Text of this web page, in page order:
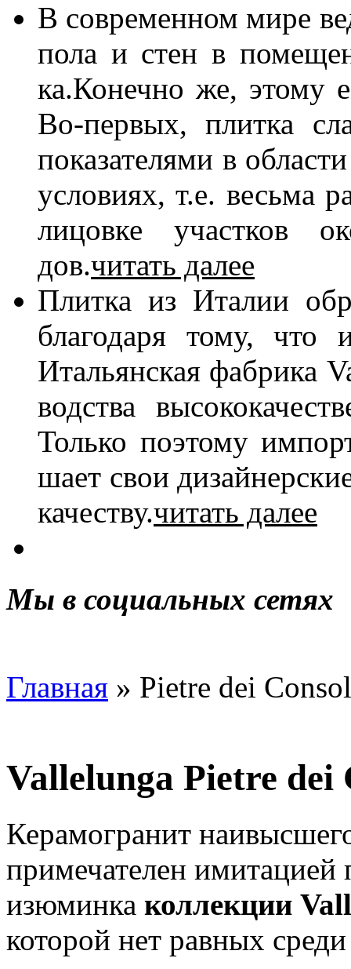
В со­вре­мен­ном ми­ре
по­ла и стен в
ка.Ко­неч­но же, это­му
Во-пер­вых, плит­ка
по­ка­за­те­ля­ми в
усло­ви­ях, т.е. весь­ма
ли­цов­ке участ­ков
дов.читать далее
Плит­ка из Ита­лии
бла­го­да­ря то­му, что
Ита­льян­ская фаб­ри­ка
вод­ства
Толь­ко по­это­му
ша­ет свои
ка­че­ству.читать далее
Мы в социальных сетях
Главная » Pietre dei
Vallelunga Pietre dei
Керамогранит
примечателен имитацией
изюминка коллекции
которой нет равных